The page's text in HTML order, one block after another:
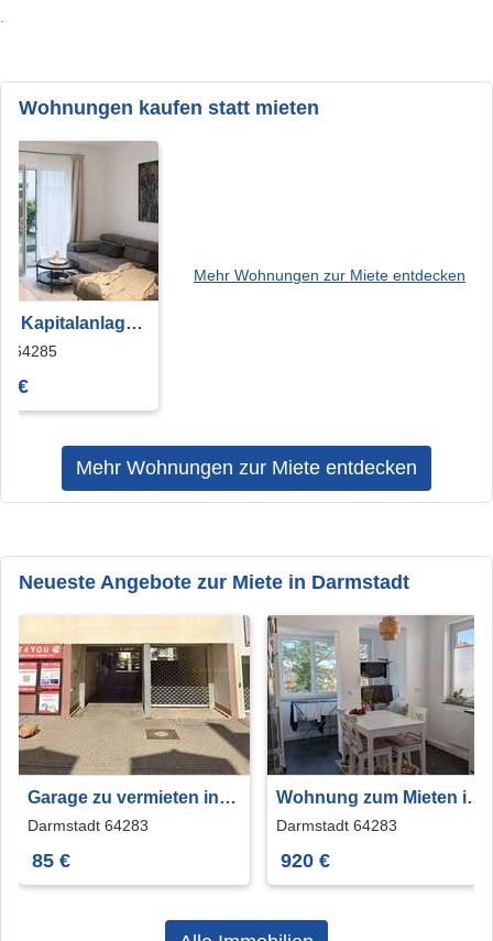
.
Wohnungen kaufen statt mieten
Kapitalanlage -
in 1A
64285
€
Mehr Wohnungen zur Miete entdecken
Mehr Wohnungen zur Miete entdecken
Neueste Angebote zur Miete in Darmstadt
Garage zu vermieten in
Darmstadt 85 €
Darmstadt 64283
85 €
Wohnung zum Mieten in
Darmstadt 920 € 61 m²
Darmstadt 64283
920 €